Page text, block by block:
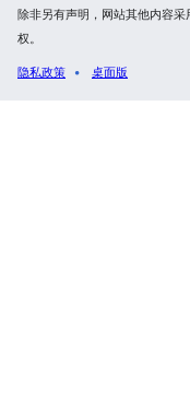
除非另有声明，网站其他内容采
权。
隐私政策 桌面版